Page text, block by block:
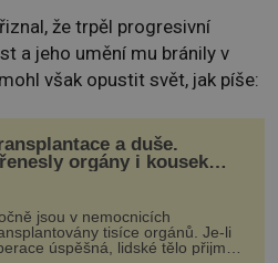
že trpěl progresivní
a jeho umění mu bránily v
však opustit svět, jak píše:
a duše.
orgány i kousek
jsou v nemocnicích
tisíce orgánů. Je-li
úspěšná, lidské tělo přijme